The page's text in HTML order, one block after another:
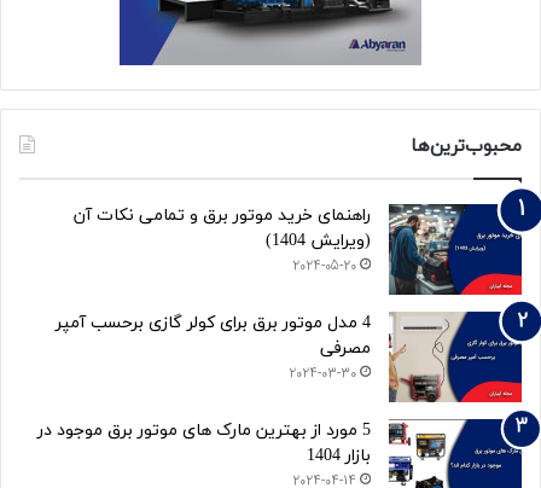
محبوب‌ترین‌ها
راهنمای خرید موتور برق و تمامی نکات آن
(ویرایش 1404)
2024-05-20
4 مدل موتور برق برای کولر گازی برحسب آمپر
مصرفی
2024-03-30
5 مورد از بهترین مارک های موتور برق موجود در
بازار 1404
2024-04-14